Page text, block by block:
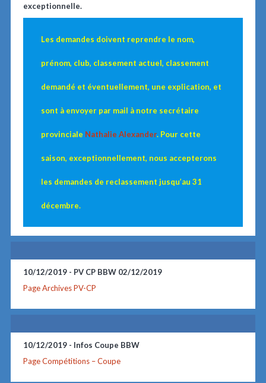
exceptionnelle.
Les demandes doivent reprendre le nom,
prénom, club, classement actuel, classement
demandé et éventuellement, une explication, et
sont à envoyer par mail à notre secrétaire
provinciale Nathalie Alexander. Pour cette
saison, exceptionnellement, nous accepterons
les demandes de reclassement jusqu’au 31
décembre.
10/12/2019 - PV CP BBW 02/12/2019
Page Archives PV-CP
10/12/2019 - Infos Coupe BBW
Page Compétitions – Coupe